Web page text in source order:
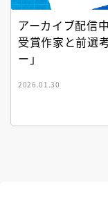
アーカイブ配信
受賞作家と前選
ー」
2026.01.30